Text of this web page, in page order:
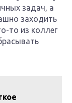
задач, а
заходить
то из коллег